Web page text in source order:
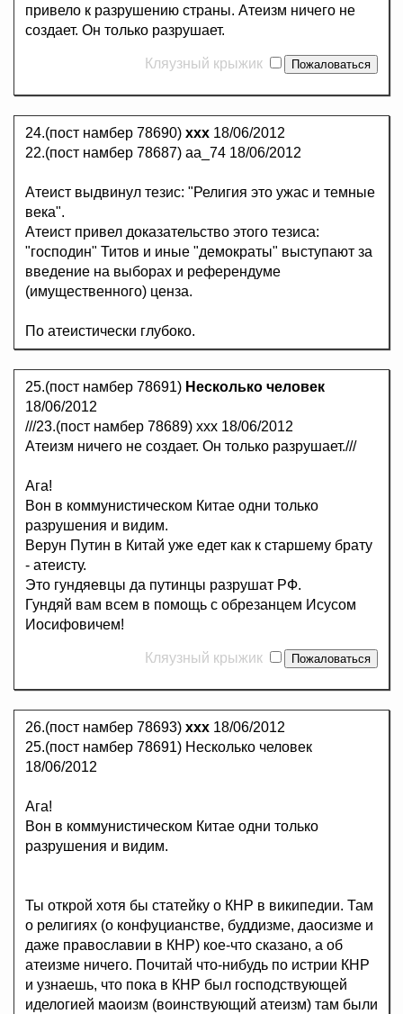
привело к разрушению страны. Атеизм ничего не
создает. Он только разрушает.
Кляузный крыжик
24.(пост намбер 78690) ххх 18/06/2012
22.(пост намбер 78687) аа_74 18/06/2012
Атеист выдвинул тезис: "Религия это ужас и темные
века".
Атеист привел доказательство этого тезиса:
"господин" Титов и иные "демократы" выступают за
введение на выборах и референдуме
(имущественного) ценза.
По атеистически глубоко.
25.(пост намбер 78691) Несколько человек
18/06/2012
///23.(пост намбер 78689) ххх 18/06/2012
Атеизм ничего не создает. Он только разрушает.///
Ага!
Вон в коммунистическом Китае одни только
разрушения и видим.
Верун Путин в Китай уже едет как к старшему брату
- атеисту.
Это гундяевцы да путинцы разрушат РФ.
Гундяй вам всем в помощь с обрезанцем Исусом
Иосифовичем!
Кляузный крыжик
26.(пост намбер 78693) ххх 18/06/2012
25.(пост намбер 78691) Несколько человек
18/06/2012
Ага!
Вон в коммунистическом Китае одни только
разрушения и видим.
Ты открой хотя бы статейку о КНР в википедии. Там
о религиях (о конфуцианстве, буддизме, даосизме и
даже православии в КНР) кое-что сказано, а об
атеизме ничего. Почитай что-нибудь по истрии КНР
и узнаешь, что пока в КНР был господствующей
иделогией маоизм (воинствующий атеизм) там были